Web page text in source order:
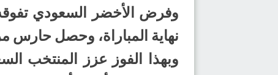
نهاية المباراة، وحصل حارس